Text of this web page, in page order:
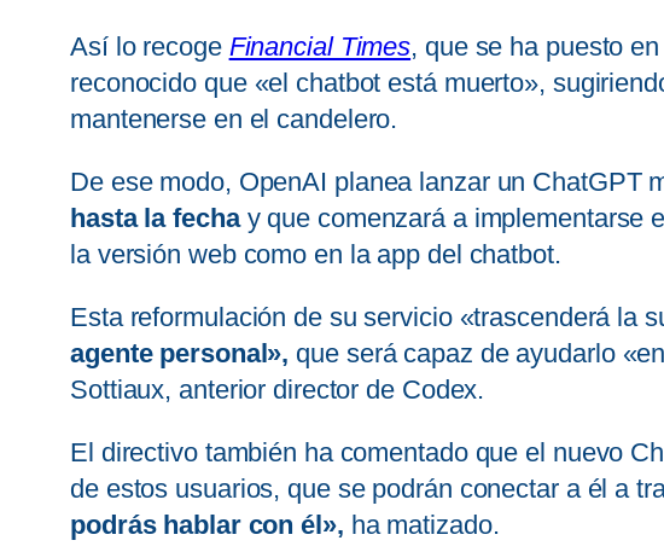
Así lo recoge Financial Times, que se ha puesto
reconocido que «el chatbot está muerto»,
mantenerse en el candelero.
De ese modo, OpenAI planea lanzar un ChatGPT
hasta la fecha y que comenzará a implementarse
la versión web como en la app del chatbot.
Esta reformulación de su servicio «trascenderá la
agente personal», que será capaz de ayudarlo
Sottiaux, anterior director de Codex.
El directivo también ha comentado que el nuevo
de estos usuarios, que se podrán conectar a él a
podrás hablar con él», ha matizado.